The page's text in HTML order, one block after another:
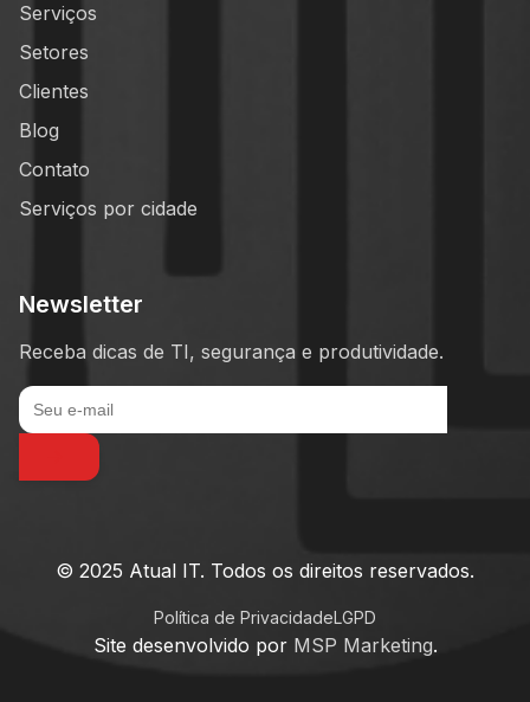
Serviços
Setores
Clientes
Blog
Contato
Serviços por cidade
Newsletter
Receba dicas de TI, segurança e produtividade.
© 2025 Atual IT. Todos os direitos reservados.
Política de PrivacidadeLGPD
Site desenvolvido por MSP Marketing.